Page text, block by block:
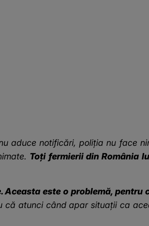
aduce notificări, poliția nu face
Toți fermierii din România
este o problemă, pentru
că atunci când apar situații ca